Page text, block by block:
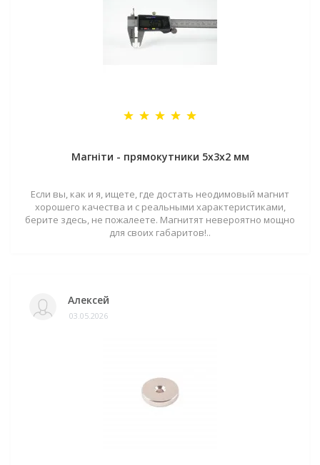
Магніти - прямокутники 5x3x2 мм
Если вы, как и я, ищете, где достать неодимовый магнит
хорошего качества и с реальными характеристиками,
берите здесь, не пожалеете. Магнитят невероятно мощно
для своих габаритов!..
Алексей
03.05.2026